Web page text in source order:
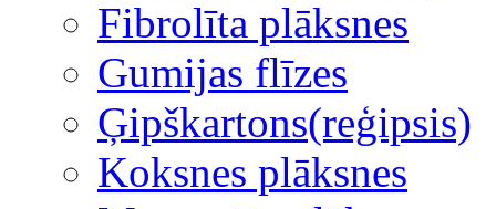
Fibrolīta plāksnes
Gumijas flīzes
Ģipškartons(reģipsis)
Koksnes plāksnes